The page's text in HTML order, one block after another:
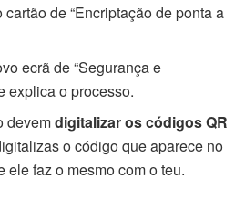
de “Encriptação de ponta a
ecrã de “Segurança e
explica o processo.
devemdigitalizar os códigos QR
o código que aparece no
ele faz o mesmo com o teu.